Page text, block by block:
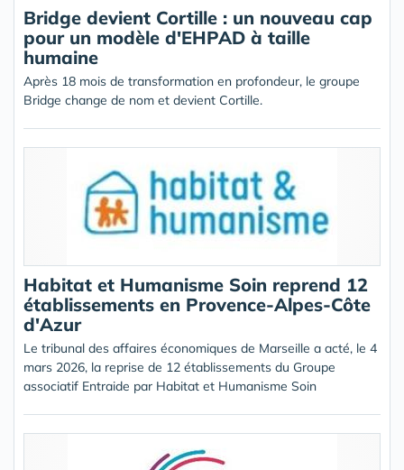
Bridge devient Cortille : un nouveau cap
pour un modèle d'EHPAD à taille
humaine
Après 18 mois de transformation en profondeur, le groupe
Bridge change de nom et devient Cortille.
Habitat et Humanisme Soin reprend 12
établissements en Provence-Alpes-Côte
d'Azur
Le tribunal des affaires économiques de Marseille a acté, le 4
mars 2026, la reprise de 12 établissements du Groupe
associatif Entraide par Habitat et Humanisme Soin